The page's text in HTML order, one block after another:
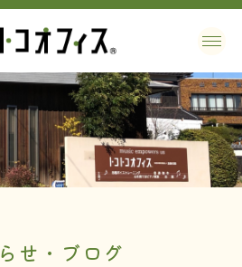
せ・ブログ